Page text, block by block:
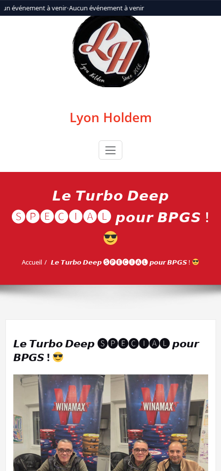
événement à venir•Aucun événement à venir
Aller
au
Lyon Holdem
𝙇𝙚 𝙏𝙪𝙧𝙗𝙤 𝘿𝙚𝙚𝙥
🅢🅟🅔🅒🅘🅐🅛 𝙥𝙤𝙪𝙧 𝘽𝙋𝙂𝙎 !
Accueil 𝙇𝙚 𝙏𝙪𝙧𝙗𝙤 𝘿𝙚𝙚𝙥 🅢🅟🅔🅒🅘🅐🅛 𝙥𝙤𝙪𝙧 𝘽𝙋𝙂𝙎 !
𝙇𝙚 𝙏𝙪𝙧𝙗𝙤 𝘿𝙚𝙚𝙥 🅢🅟🅔🅒🅘🅐🅛 𝙥𝙤𝙪𝙧
𝘽𝙋𝙂𝙎 !